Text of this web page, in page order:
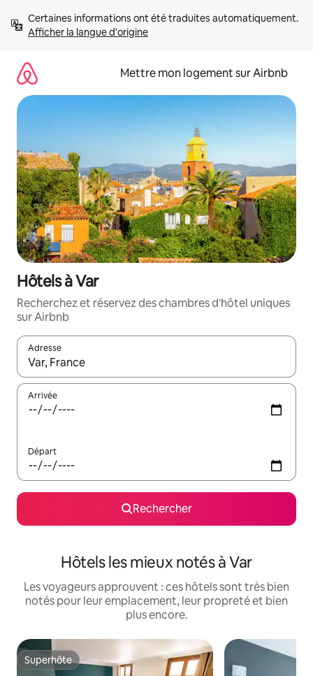
directement
Afficher la langue d'origine
Mettre mon logement sur Airbnb
Hôtels à Var
Recherchez et réservez des chambres d'hôtel uniques
sur Airbnb
Adresse
Lorsque les résultats s'affichent, utilisez les flèches vers le
Arrivée
Départ
Rechercher
Hôtels les mieux notés à Var
Les voyageurs approuvent : ces hôtels sont très bien
notés pour leur emplacement, leur propreté et bien
plus encore.
Superhôte
Superhôte